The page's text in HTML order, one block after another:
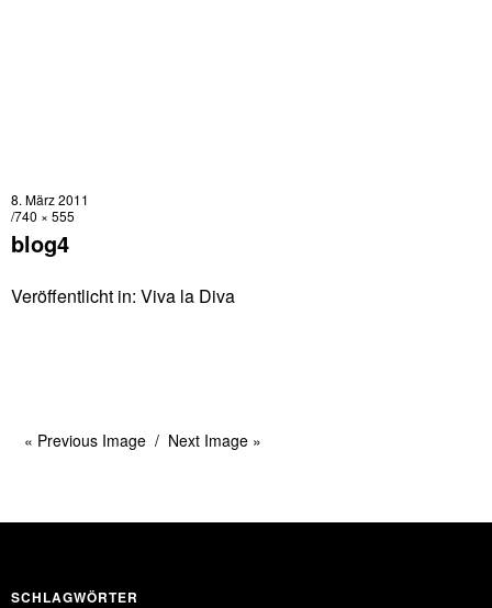
8. März 2011
740 × 555
blog4
Veröffentlicht in: Viva la Diva
« Previous Image Next Image »
SCHLAGWÖRTER